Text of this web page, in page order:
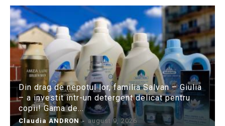
Din drag de nepotul lor, familia Salvan – Giulia
– a investit într-un detergent delicat pentru
copii! Gama de...
Claudia ANDRON - august 9, 2026